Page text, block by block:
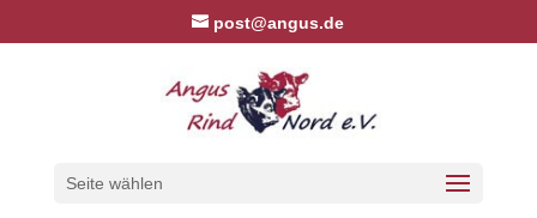
post@angus.de
Seite wählen